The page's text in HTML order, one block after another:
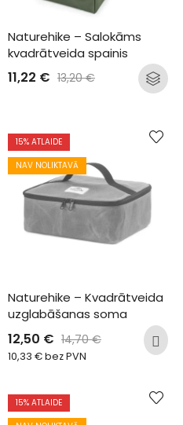
Naturehike – Salokāms
kvadrātveida spainis
11,22 € 13,20€
15% ATLAIDE
NAV NOLIKTAVĀ
Naturehike – Kvadrātveida
uzglabāšanas soma
12,50 € 14,70€
10,33 €bez PVN
15% ATLAIDE